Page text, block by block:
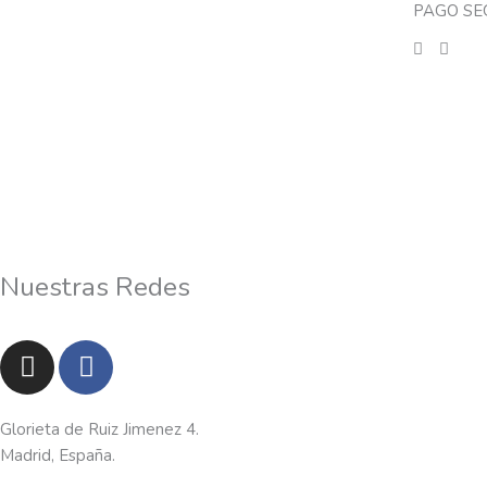
Nuestras Redes
I
n
s
t
a
F
a
c
e
b
Glorieta de Ruiz Jimenez 4.
Madrid, España.
PAGO